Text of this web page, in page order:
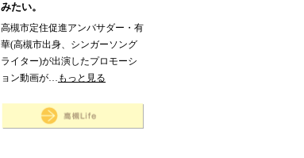
みたい。
高槻市定住促進アンバサダー・有
華(高槻市出身、シンガーソング
ライター)が出演したプロモーシ
ョン動画が… もっと見る